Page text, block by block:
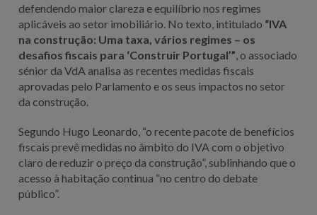
defendendo maior clareza e equilíbrio nos regimes
aplicáveis ao setor imobiliário. No texto, intitulado “IVA
na construção: Uma taxa, vários regimes – os
desafios fiscais para ‘Construir Portugal’” , o associado
sénior da VdA analisa as recentes medidas fiscais
aprovadas pelo Parlamento e os seus impactos no setor
da construção.
Segundo Hugo Leonardo, “o recente pacote de benefícios
fiscais prevê medidas no âmbito do IVA com o objetivo
claro de reduzir o preço da construção”, sublinhando que o
acesso à habitação continua “no centro do debate
público”.